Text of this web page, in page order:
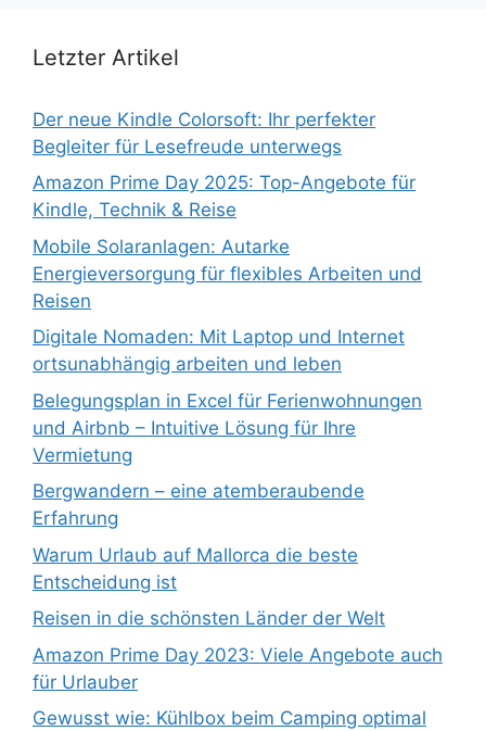
Letzter Artikel
Der neue Kindle Colorsoft: Ihr perfekter
Begleiter für Lesefreude unterwegs
Amazon Prime Day 2025: Top-Angebote für
Kindle, Technik & Reise
Mobile Solaranlagen: Autarke
Energieversorgung für flexibles Arbeiten und
Reisen
Digitale Nomaden: Mit Laptop und Internet
ortsunabhängig arbeiten und leben
Belegungsplan in Excel für Ferienwohnungen
und Airbnb – Intuitive Lösung für Ihre
Vermietung
Bergwandern – eine atemberaubende
Erfahrung
Warum Urlaub auf Mallorca die beste
Entscheidung ist
Reisen in die schönsten Länder der Welt
Amazon Prime Day 2023: Viele Angebote auch
für Urlauber
Gewusst wie: Kühlbox beim Camping optimal